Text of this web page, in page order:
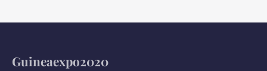
Guineaexpo2020